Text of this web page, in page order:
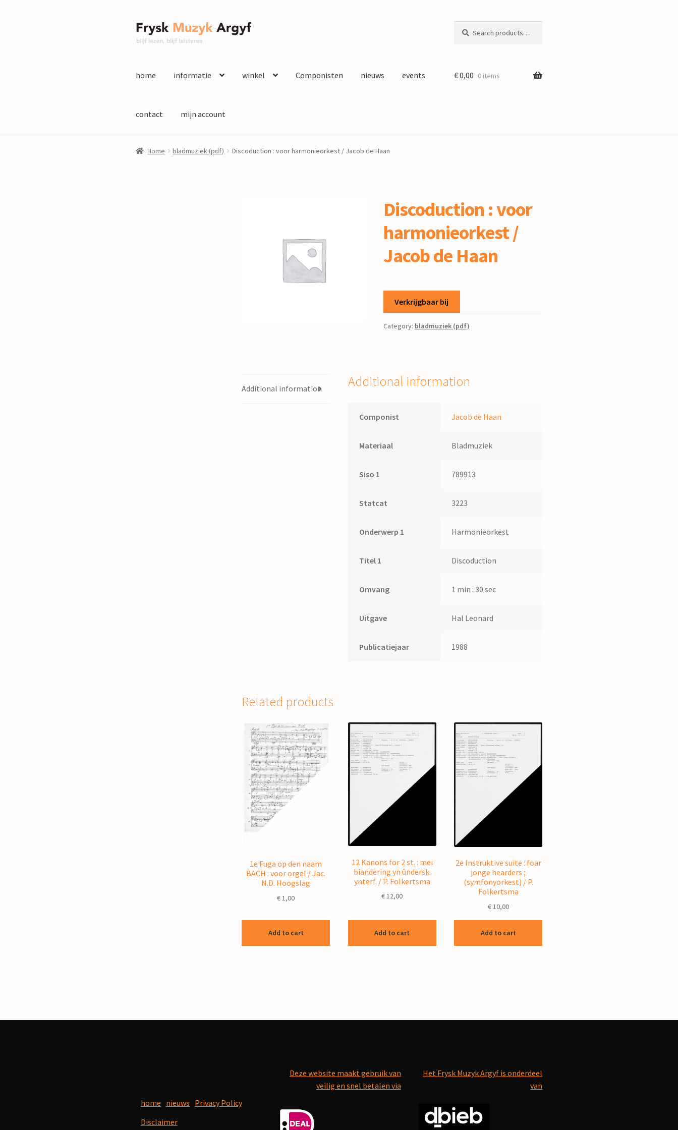
Ga
door
Ga
naar
for:
home informatie winkel Componisten nieuws events
contact mijn account
€0,00 0 items
Home bladmuziek (pdf) Discoduction : voor harmonieorkest / Jacob de Haan
Discoduction : voor
harmonieorkest /
Jacob de Haan
Verkrijgbaar bij
Category: bladmuziek (pdf)
Additional information Additional information
Componist Jacob de Haan
Materiaal Bladmuziek
Siso 1 789913
Statcat 3223
Onderwerp 1 Harmonieorkest
Titel 1 Discoduction
Omvang 1 min : 30 sec
Uitgave Hal Leonard
Publicatiejaar 1988
Related products
1e Fuga op den naam
BACH : voor orgel / Jac.
N.D. Hoogslag
€ 1,00
Add to cart
12 Kanons for 2 st. : mei
biandering yn ûndersk.
ynterf. / P. Folkertsma
€12,00
Add to cart
2e Instruktive suite : foar
jonge hearders ;
(symfonyorkest) / P.
Folkertsma
€10,00
Add to cart
home nieuws Privacy Policy
Disclaimer
Deze website maakt gebruik van
veilig en snel betalen via
Het Frysk Muzyk Argyf is onderdeel
van